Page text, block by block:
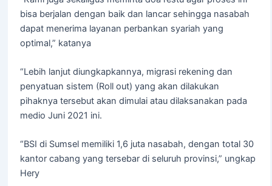
bisa berjalan dengan baik dan lancar sehingga nasabah
dapat menerima layanan perbankan syariah yang
optimal,” katanya
“Lebih lanjut diungkapkannya, migrasi rekening dan
penyatuan sistem (Roll out) yang akan dilakukan
pihaknya tersebut akan dimulai atau dilaksanakan pada
medio Juni 2021 ini.
“BSI di Sumsel memiliki 1,6 juta nasabah, dengan total 30
kantor cabang yang tersebar di seluruh provinsi,” ungkap
Hery